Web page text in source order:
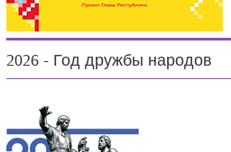
2026 - Год дружбы народов